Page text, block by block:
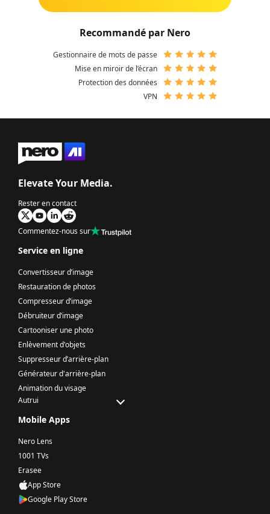
Recommandé par Nero
Gestionnaire de mots de passe
Mise en miroir de l’écran
Protection des données
VPN
Elevate Your Media.
Rester en contact
Commentez-nous sur
Service en ligne
Convertisseur d’image
Restauration de photos
Compresseur d’image
Débruiteur d’image
Cartooniser une photo
Enlèvement d'objets
Suppresseur d’arrière-plan
Générateur d'arrière-plan
Animation du visage
Autrui
Mobile Apps
Nero Lens
1001 TVs
Erasee
App Store
Google Play Store